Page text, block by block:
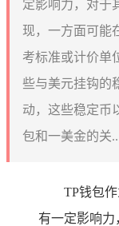
定影响力，对于
现，一方面可能
考标准或计价单
些与美元挂钩的
动，这些稳定币
包和一美金的关
TP钱包
有一定影响力